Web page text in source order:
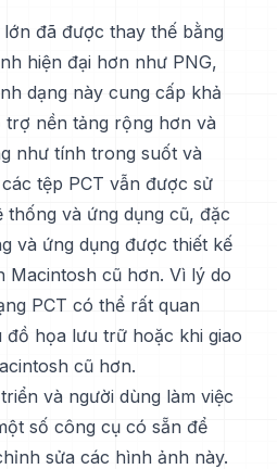
đã được thay thế bằng
hiện đại hơn như PNG,
dạng này cung cấp khả
nền tảng rộng hơn và
như tính trong suốt và
tệp PCT vẫn được sử
thống và ứng dụng cũ, đặc
và ứng dụng được thiết kế
Macintosh cũ hơn. Vì lý do
PCT có thể rất quan
họa lưu trữ hoặc khi giao
cũ hơn.
và người dùng làm việc
số công cụ có sẵn để
sửa các hình ảnh này.